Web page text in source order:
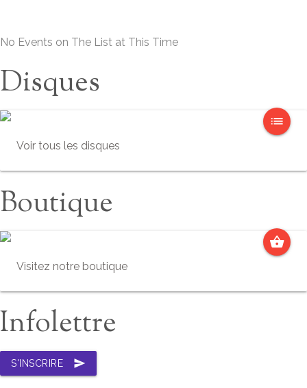
No Events on The List at This Time
Disques
list
Voir tous les disques
Boutique
shopping_basket
Visitez notre boutique
Infolettre
send
S'INSCRIRE